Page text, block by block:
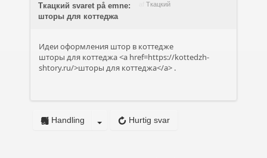
Ткацкий
Ткацкий svaret på emne:
шторы для коттеджа
Идеи оформления штор в коттедже
шторы для коттеджа <a href=https://kottedzh-
shtory.ru/>шторы для коттеджа</a> .
Hurtig svar
Handling